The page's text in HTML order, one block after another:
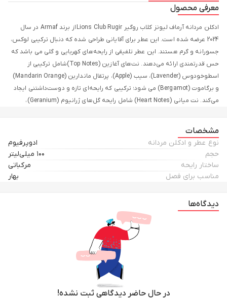
معرفی محصول
ادکلن مردانه آرماف لیونز کلاب روگیر Lions Club Rugir از برند Armaf در سال
2024 عرضه شده است. این عطر برای آقایانی طراحی شده که دنبال ترکیبی لوکس،
جسورانه و گرم هستند. این عطر تلفیقی از رایحه‌های کهربایی و گلی می باشد که
حس قدرتمندی ارائه می‌دهند. نت‌های آغازین (Top Notes)شامل ترکیبی از
اسطوخودوس (Lavender)، سیب (Apple)، پرتقال ماندارین (Mandarin Orange)
و برگاموت (Bergamot) می شود؛ ترکیبی که رایحه‌ای تازه و دوست‌داشتنی ایجاد
می‌کند. نت میانی (Heart Notes) شامل رایحه‌ گل‌های ژرانیوم (Geranium)،
نت پایه (Base Notes) شامل گرمی، عمق و حس مردانه به طور کامل می‌شود.
حضور خوبی فراهم می‌کنند.
بهترین زمان استفاده از این ادکلن پاییز و زمستان یا شب‌های خنک می باشد؛
هرچند در نیم‌فصل‌ها نیز می‌تواند انتخاب جذابی باشد. مناسب مهمانی‌های
رسمی،ملاقات ها یا شب‌های خاص می باشد.
مشخصات
نوع عطر و ادکلن مردانه
ادوپرفیوم
حجم
۱۰۰ میلی‌لیتر
ساختار رایحه
مرکباتی
مناسب برای فصل
بهار
دیدگاه‌ها
در حال حاضر دیدگاهی ثبت نشده!